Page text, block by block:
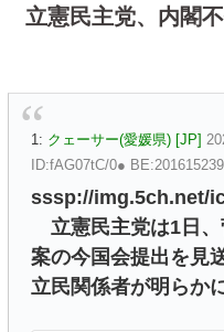
立憲民主党、内閣
1: クェーサー(愛媛県) [JP]
ID:fAG07tC/0●
sssp://img.5ch.net/
立憲民主党は1日、
案の今国会提出を見
立民関係者が明らか